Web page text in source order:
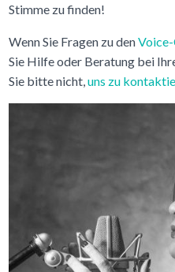
Stimme zu finden!
Wenn Sie Fragen zu den
Sie Hilfe oder Beratung bei
Sie bitte nicht, uns zu